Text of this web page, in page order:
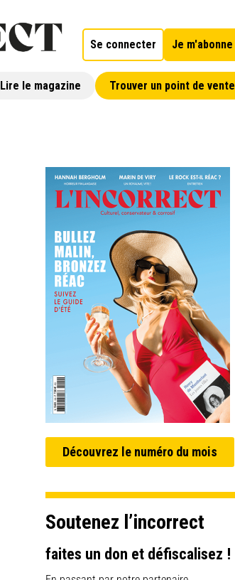
Se connecter Je m'abonne
Lire le magazine Trouver un point de vente
Découvrez le numéro du mois
Soutenez l’incorrect
faites un don et défiscalisez !